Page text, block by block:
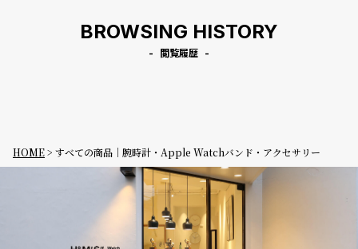
BROWSING HISTORY
閲覧履歴
HOME すべての商品｜腕時計・Apple Watchバンド・アクセサリー